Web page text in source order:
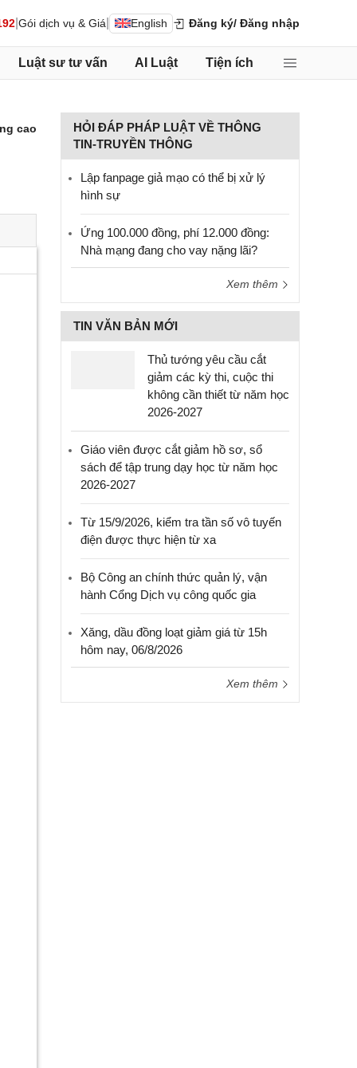
Gói dịch vụ & Giá English Đăng ký/ Đăng nhập
Luật sư tư vấn AI Luật Tiện ích
cao
HỎI ĐÁP PHÁP LUẬT VỀ THÔNG
TIN-TRUYỀN THÔNG
Lập fanpage giả mạo có thể bị xử lý
hình sự
Ứng 100.000 đồng, phí 12.000 đồng:
Nhà mạng đang cho vay nặng lãi?
Xem thêm
TIN VĂN BẢN MỚI
Thủ tướng yêu cầu cắt
giảm các kỳ thi, cuộc thi
không cần thiết từ năm học
2026-2027
Giáo viên được cắt giảm hồ sơ, sổ
sách để tập trung dạy học từ năm học
2026-2027
Từ 15/9/2026, kiểm tra tần số vô tuyến
điện được thực hiện từ xa
Bộ Công an chính thức quản lý, vận
hành Cổng Dịch vụ công quốc gia
Xăng, dầu đồng loạt giảm giá từ 15h
hôm nay, 06/8/2026
Xem thêm